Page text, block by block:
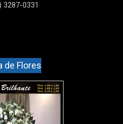
3287-0331
de Flores